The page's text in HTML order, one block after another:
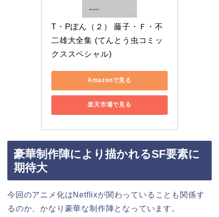
T・Pぼん（２） 藤子・Ｆ・不
二雄大全集 (てんとう虫コミッ
クススペシャル)
Amazonで見る
楽天市場で見る
豪華制作陣により描かれるSF要素に
期待大
今回のアニメ化はNetflixが関わっていることも関係す
るのか、かなり豪華な制作陣となっています。